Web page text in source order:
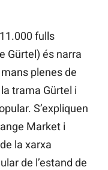
fulls
Gürtel) és narra
plenes de
trama Gürtel i
S’expliquen
Market i
la xarxa
de l’estand de